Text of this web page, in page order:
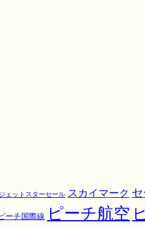
ジェットスターセール スカイマーク
ーチ国際線 ピーチ航空